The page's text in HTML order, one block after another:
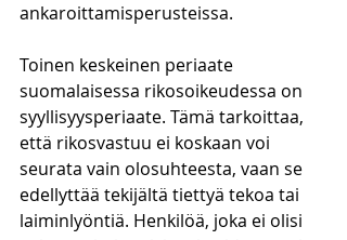
ankaroittamisperusteissa.
Toinen keskeinen periaate
suomalaisessa rikosoikeudessa on
syyllisyysperiaate. Tämä tarkoittaa,
että rikosvastuu ei koskaan voi
seurata vain olosuhteesta, vaan se
edellyttää tekijältä tiettyä tekoa tai
laiminlyöntiä. Henkilöä, joka ei olisi